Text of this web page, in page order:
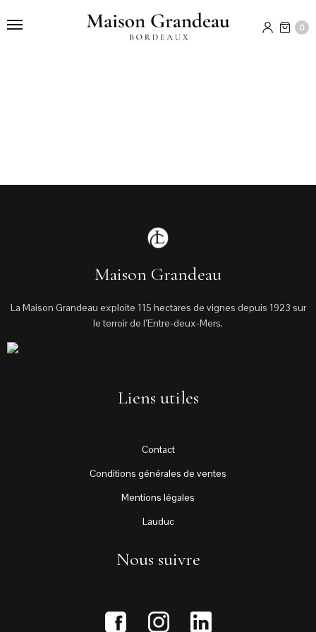
0
Maison Grandeau
La Maison Grandeau exploite 115 hectares de vignes depuis 1923 sur
le terroir de l’Entre-deux-Mers.
Liens utiles
Contact
Conditions générales de ventes
Mentions légales
Lauduc
Nous suivre